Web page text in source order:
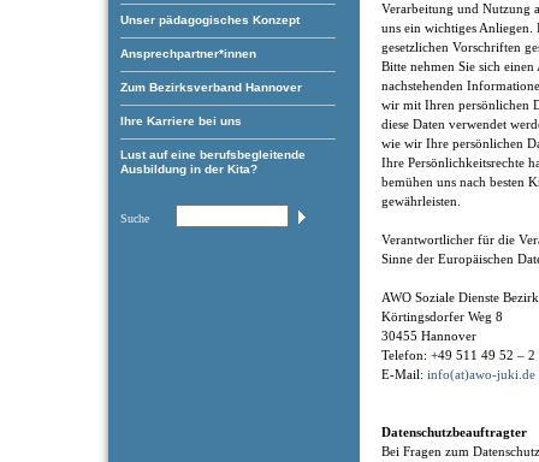
Unser pädagogisches Konzept
Ansprechpartner*innen
Zum Bezirksverband Hannover
Ihre Karriere bei uns
Lust auf eine berufsbegleitende
Ausbildung in der Kita?
Suche
Verarbeitung und Nutzung
uns ein wichtiges Anliegen.
gesetzlichen Vorschriften
Bitte nehmen Sie sich
nachstehenden
wir mit Ihren persönlichen
diese Daten verwendet
wie wir Ihre persönlichen
Ihre Persönlichkeitsrechte
bemühen uns nach besten
gewährleisten.
Verantwortlicher für die
Sinne der Europäischen
AWO Soziale Dienste
Körtingsdorfer Weg 8
30455 Hannover
Telefon: +49 511 49 52 – 2
E-Mail: info(at)awo-juki.de
Datenschutzbeauftragter
Bei Fragen zum